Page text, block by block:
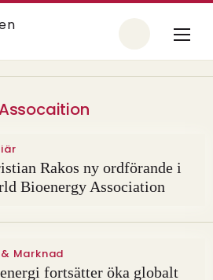
Rakos ny ordförande i
Bioenergy Association
& Marknad
fortsätter öka globalt